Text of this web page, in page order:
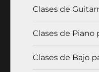
Clases de
Clases de
Clases de Bajo